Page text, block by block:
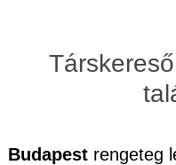
Budapest rengeteg